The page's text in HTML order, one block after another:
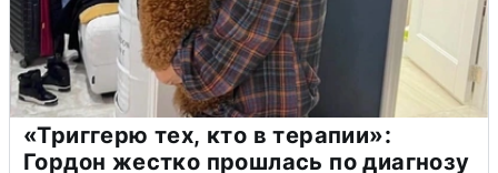
«Триггерю тех, кто в терапии»:
Гордон жестко прошлась по диагнозу